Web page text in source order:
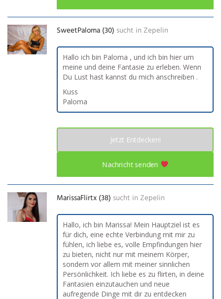
SweetPaloma (30) sucht in Zepelin
Hallo ich bin Paloma , und ich bin hier um
meine und deine Fantasie zu erleben. Wenn
Du Lust hast kannst du mich anschreiben .
Kuss
Paloma
Jetzt Entdecken!
Nachricht senden
MarissaFlirtx (38) sucht in Zepelin
Hallo, ich bin Marissa! Mein Hauptziel ist es
für dich, eine echte Verbindung mit mir zu
fühlen, ich liebe es, volle Empfindungen hier
zu bieten, nicht nur mit meinem Körper,
sondern vor allem mit meiner sinnlichen
Persönlichkeit. Ich liebe es zu flirten, in deine
Fantasien einzutauchen und neue
aufregende Dinge mit dir zu entdecken